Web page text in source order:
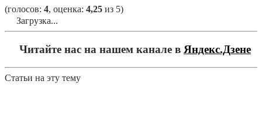
(голосов: 4, оценка: 4,25 из 5)
Загрузка...
Читайте нас на нашем канале в Яндекс.Дзене
Статьи на эту тему